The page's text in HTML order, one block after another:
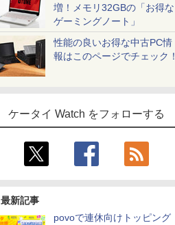
増！メモリ32GBの「お得な
ゲーミングノート」
性能の良いお得な中古PC情
報はこのページでチェック！
ケータイ Watch をフォローする
最新記事
povoで連休向けトッピング